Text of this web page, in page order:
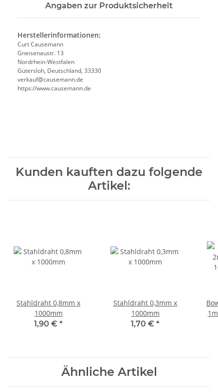
Angaben zur Produktsicherheit
Herstellerinformationen:
Curt Causemann
Gneisenaustr. 13
Nordrhein-Westfalen
Gütersloh, Deutschland, 33330
verkauf@causemann.de
https://www.causemann.de
Kunden kauften dazu folgende
Artikel:
Stahldraht 0,8mm x
1000mm
1,90 € *
Stahldraht 0,3mm x
1000mm
1,70 € *
Ähnliche Artikel